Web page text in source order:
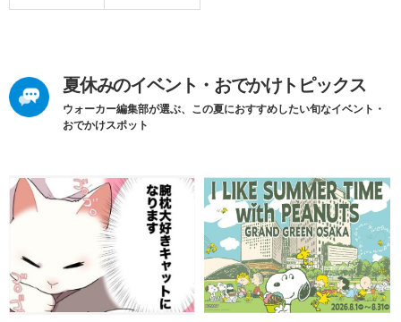
夏休みのイベント・おでかけトピックス
ウォーカー編集部が選ぶ、この夏におすすめしたい旬なイベント・
おでかけスポット